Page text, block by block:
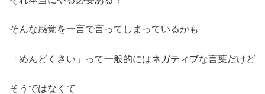
そんな感覚を一言で言ってしまっているかも
「めんどくさい」って一般的にはネガティブな言葉だけど
そうではなくて